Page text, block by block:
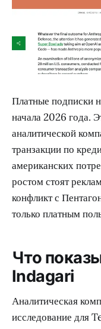
Платные подписки
начала 2026 года.
аналитической
транзакции по
американских
ростом стоят
конфликт с
только платным
Что
Indagari
Аналитическая
исследование для